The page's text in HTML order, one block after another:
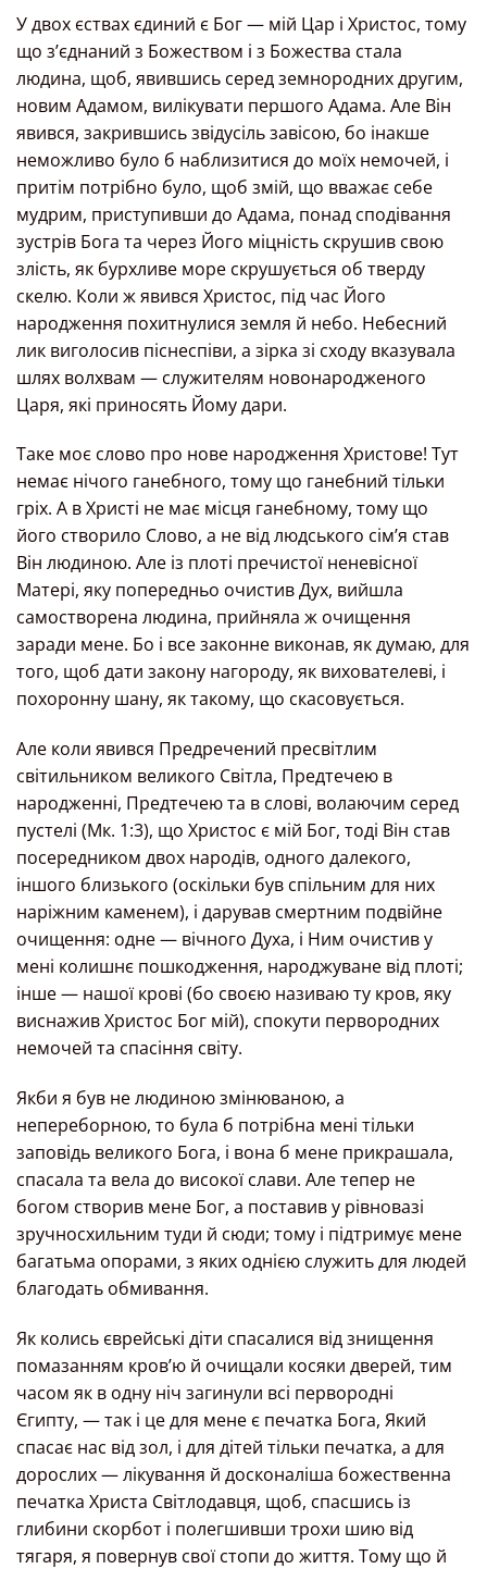
У двох єствах єдиний є Бог — мій Цар і Христос, тому
що з’єднаний з Божеством і з Божества стала
людина, щоб, явившись серед земнородних другим,
новим Адамом, вилікувати першого Адама. Але Він
явився, закрившись звідусіль завісою, бо інакше
неможливо було б наблизитися до моїх немочей, і
притім потрібно було, щоб змій, що вважає себе
мудрим, приступивши до Адама, понад сподівання
зустрів Бога та через Його міцність скрушив свою
злість, як бурхливе море скрушується об тверду
скелю. Коли ж явився Христос, під час Його
народження похитнулися земля й небо. Небесний
лик виголосив піснеспіви, а зірка зі сходу вказувала
шлях волхвам — служителям новонародженого
Царя, які приносять Йому дари.
Таке моє слово про нове народження Христове! Тут
немає нічого ганебного, тому що ганебний тільки
гріх. А в Христі не має місця ганебному, тому що
його створило Слово, а не від людського сім’я став
Він людиною. Але із плоті пречистої неневісної
Матері, яку попередньо очистив Дух, вийшла
самостворена людина, прийняла ж очищення
заради мене. Бо і все законне виконав, як думаю, для
того, щоб дати закону нагороду, як вихователеві, і
похоронну шану, як такому, що скасовується.
Але коли явився Предречений пресвітлим
світильником великого Світла, Предтечею в
народженні, Предтечею та в слові, волаючим серед
пустелі (Мк. 1:3), що Христос є мій Бог, тоді Він став
посередником двох народів, одного далекого,
іншого близького (оскільки був спільним для них
наріжним каменем), і дарував смертним подвійне
очищення: одне — вічного Духа, і Ним очистив у
мені колишнє пошкодження, народжуване від плоті;
інше — нашої крові (бо своєю називаю ту кров, яку
виснажив Христос Бог мій), спокути первородних
немочей та спасіння світу.
Якби я був не людиною змінюваною, а
непереборною, то була б потрібна мені тільки
заповідь великого Бога, і вона б мене прикрашала,
спасала та вела до високої слави. Але тепер не
богом створив мене Бог, а поставив у рівновазі
зручносхильним туди й сюди; тому і підтримує мене
багатьма опорами, з яких однією служить для людей
благодать обмивання.
Як колись єврейські діти спасалися від знищення
помазанням кров’ю й очищали косяки дверей, тим
часом як в одну ніч загинули всі первородні
Єгипту, — так і це для мене є печатка Бога, Який
спасає нас від зол, і для дітей тільки печатка, а для
дорослих — лікування й досконаліша божественна
печатка Христа Світлодавця, щоб, спасшись із
глибини скорбот і полегшивши трохи шию від
тягаря, я повернув свої стопи до життя. Тому що й